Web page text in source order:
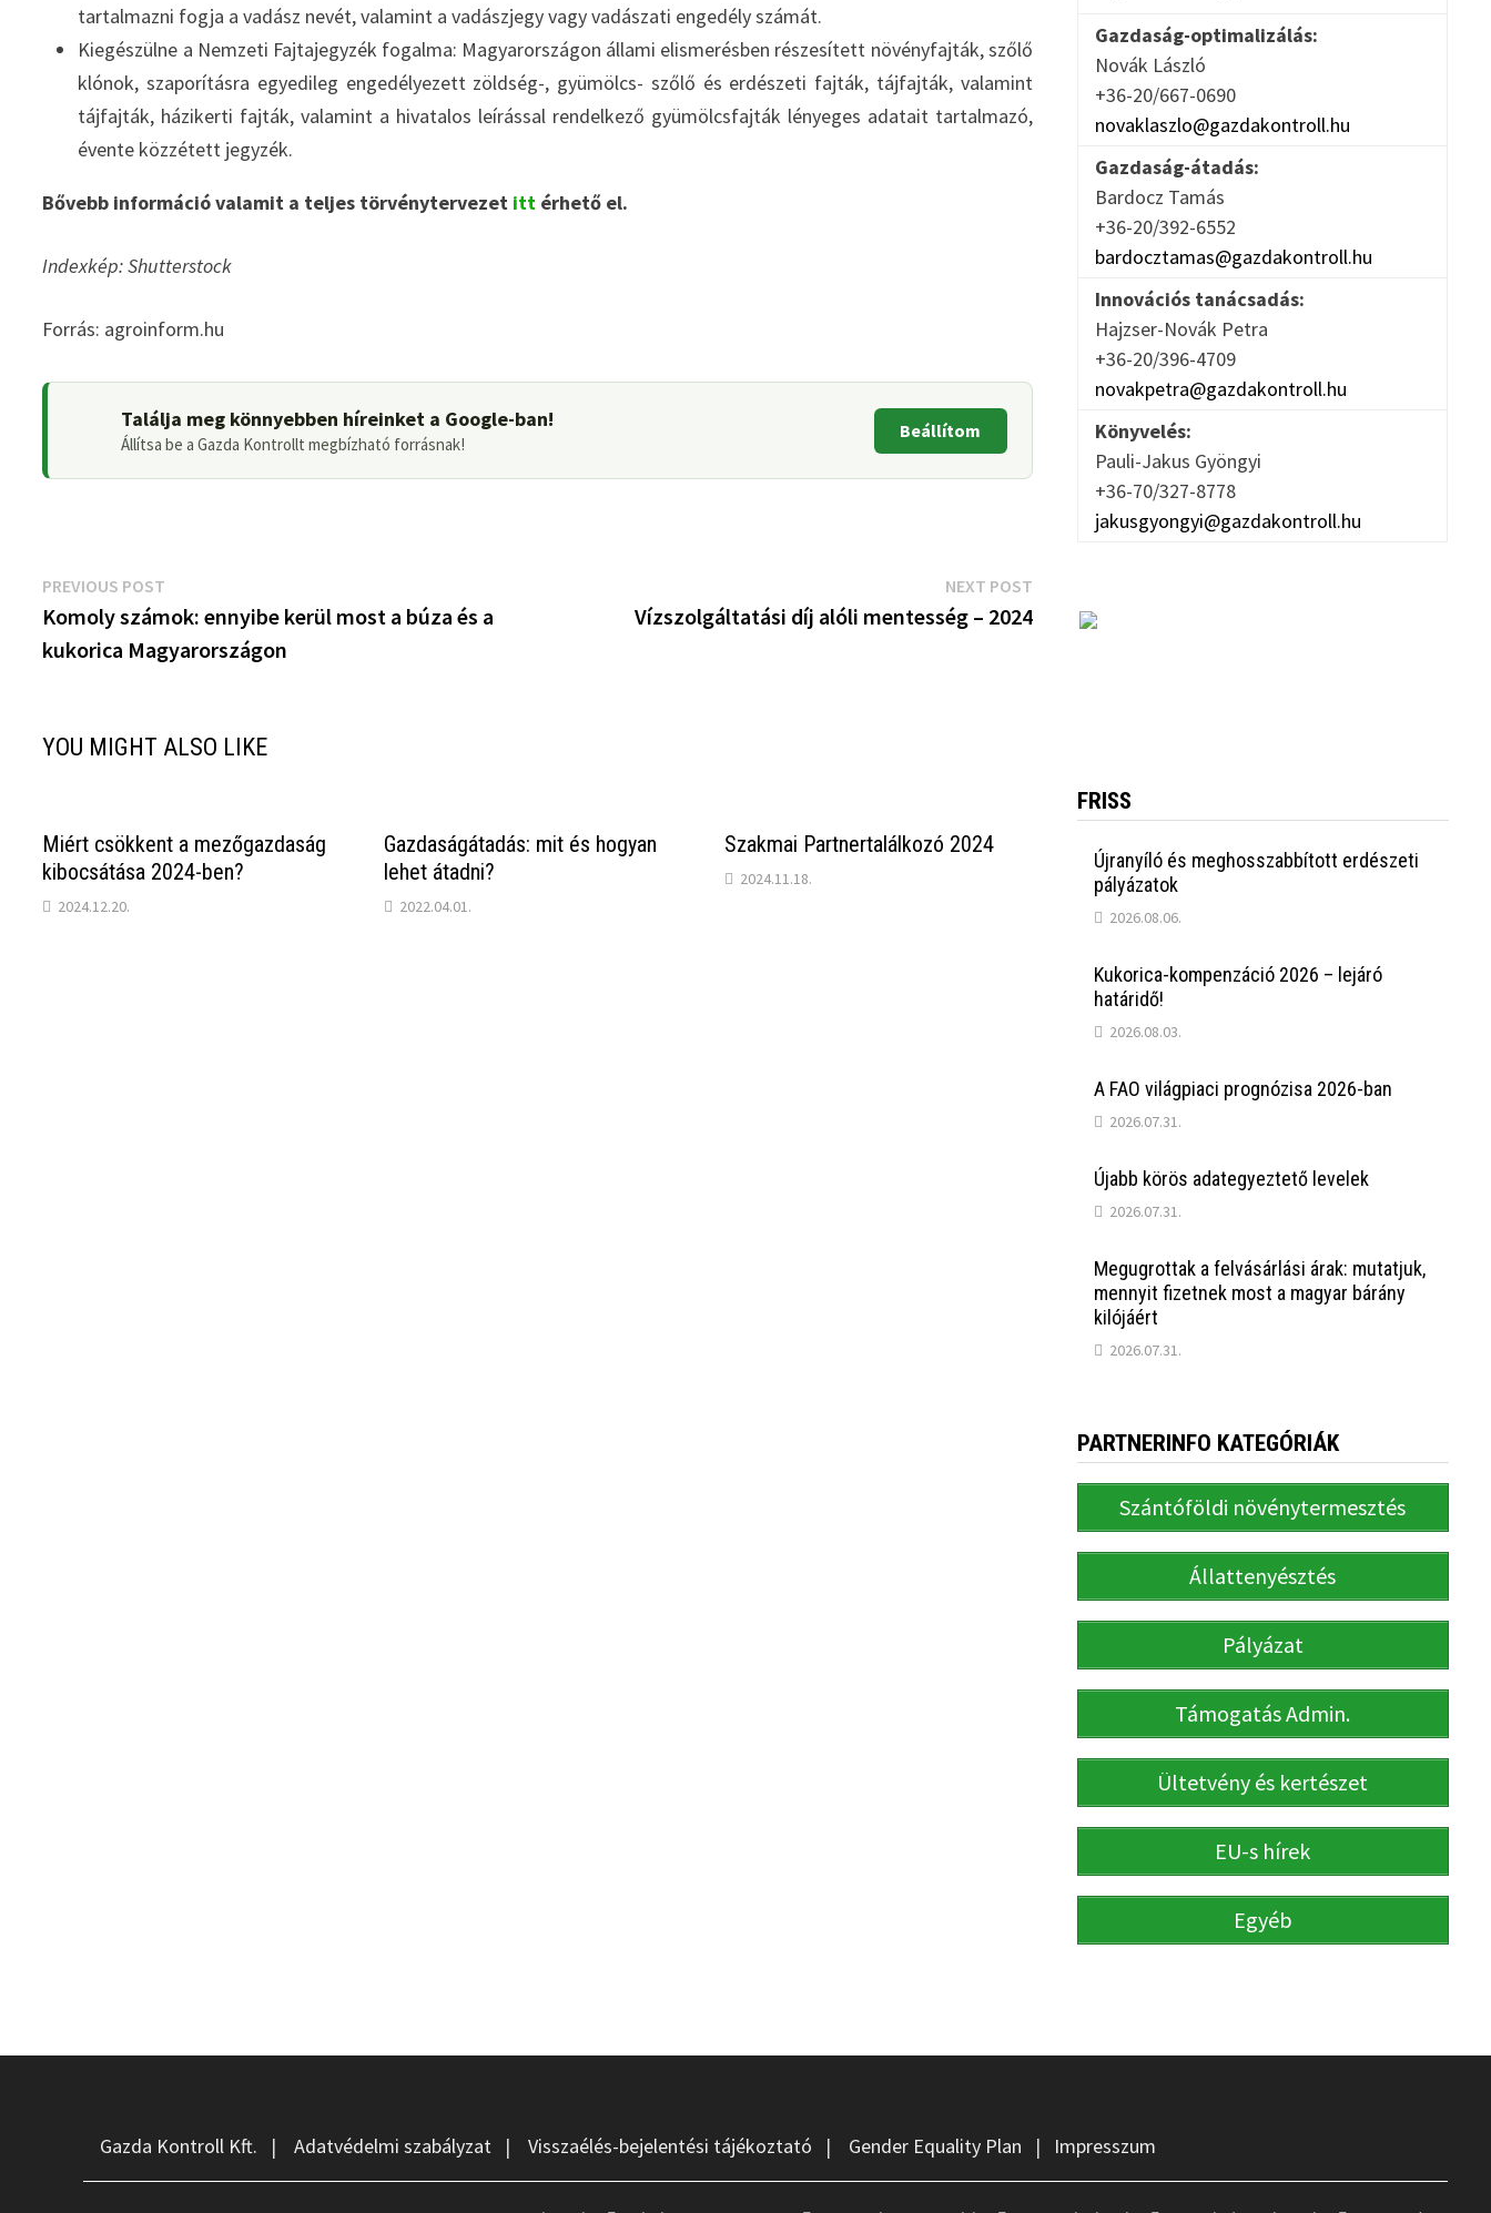
tartalmazni fogja a vadász nevét, valamint a vadászjegy vagy vadászati engedély számát.
Kiegészülne a Nemzeti Fajtajegyzék fogalma: Magyarországon állami elismerésben részesített növényfajták, szőlő
klónok, szaporításra egyedileg engedélyezett zöldség-, gyümölcs- szőlő és erdészeti fajták, tájfajták, valamint
tájfajták, házikerti fajták, valamint a hivatalos leírással rendelkező gyümölcsfajták lényeges adatait tartalmazó,
évente közzétett jegyzék.
Bővebb információ valamit a teljes törvénytervezet itt érhető el.
Indexkép: Shutterstock
Forrás: agroinform.hu
Találja meg könnyebben híreinket a Google-ban!
Állítsa be a Gazda Kontrollt megbízható forrásnak!
Beállítom
Bejegyzés
navigáció
PREVIOUS POST
post:
Komoly számok: ennyibe kerül most a búza és a
kukorica Magyarországon
NEXT POSTNext
post:
Vízszolgáltatási díj alóli mentesség – 2024
YOU MIGHT ALSO LIKE
Miért csökkent a mezőgazdaság
kibocsátása 2024-ben?
2024.12.20.
Gazdaságátadás: mit és hogyan
lehet átadni?
2022.04.01.
Szakmai Partnertalálkozó 2024
2024.11.18.
Gazdaság-optimalizálás:
Novák László
+36-20/667-0690
novaklaszlo@gazdakontroll.hu
Gazdaság-átadás:
Bardocz Tamás
+36-20/392-6552
bardocztamas@gazdakontroll.hu
Innovációs tanácsadás:
Hajzser-Novák Petra
+36-20/396-4709
novakpetra@gazdakontroll.hu
Könyvelés:
Pauli-Jakus Gyöngyi
+36-70/327-8778
jakusgyongyi@gazdakontroll.hu
FRISS
Újranyíló és meghosszabbított erdészeti
pályázatok
2026.08.06.
Kukorica-kompenzáció 2026 – lejáró
határidő!
2026.08.03.
A FAO világpiaci prognózisa 2026-ban
2026.07.31.
Újabb körös adategyeztető levelek
2026.07.31.
Megugrottak a felvásárlási árak: mutatjuk,
mennyit fizetnek most a magyar bárány
kilójáért
2026.07.31.
PARTNERINFO KATEGÓRIÁK
Szántóföldi növénytermesztés
Állattenyésztés
Pályázat
Támogatás Admin.
Ültetvény és kertészet
EU-s hírek
Egyéb
Gazda Kontroll Kft. |Adatvédelmi szabályzat |Visszaélés-bejelentési tájékoztató | Gender Equality Plan | Impresszum